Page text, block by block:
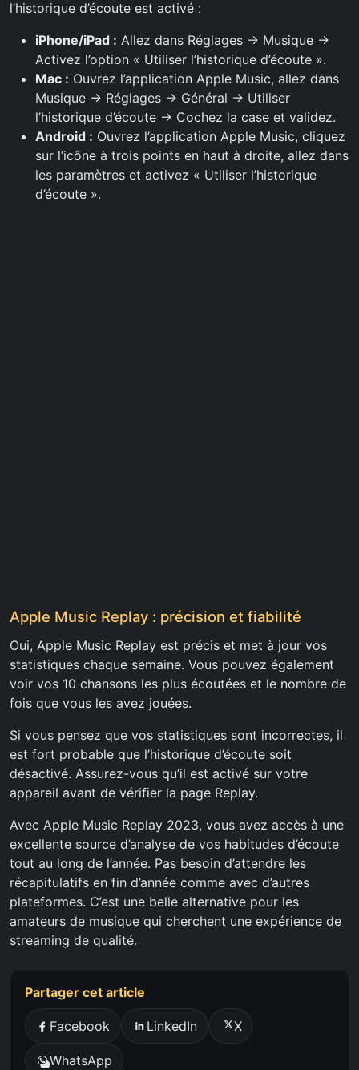
l’historique d’écoute est activé :
iPhone/iPad : Allez dans Réglages -> Musique ->
Activez l’option « Utiliser l’historique d’écoute ».
Mac : Ouvrez l’application Apple Music, allez dans
Musique -> Réglages -> Général -> Utiliser
l’historique d’écoute -> Cochez la case et validez.
Android : Ouvrez l’application Apple Music, cliquez
sur l’icône à trois points en haut à droite, allez dans
les paramètres et activez « Utiliser l’historique
d’écoute ».
Apple Music Replay : précision et fiabilité
Oui, Apple Music Replay est précis et met à jour vos
statistiques chaque semaine. Vous pouvez également
voir vos 10 chansons les plus écoutées et le nombre de
fois que vous les avez jouées.
Si vous pensez que vos statistiques sont incorrectes, il
est fort probable que l’historique d’écoute soit
désactivé. Assurez-vous qu’il est activé sur votre
appareil avant de vérifier la page Replay.
Avec Apple Music Replay 2023, vous avez accès à une
excellente source d’analyse de vos habitudes d’écoute
tout au long de l’année. Pas besoin d’attendre les
récapitulatifs en fin d’année comme avec d’autres
plateformes. C’est une belle alternative pour les
amateurs de musique qui cherchent une expérience de
streaming de qualité.
Partager cet article
Facebook LinkedIn X
WhatsApp